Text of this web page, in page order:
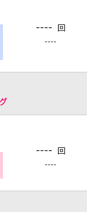
---- 回
----
---- 回
----